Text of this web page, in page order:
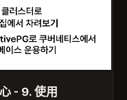
- 9. 使用